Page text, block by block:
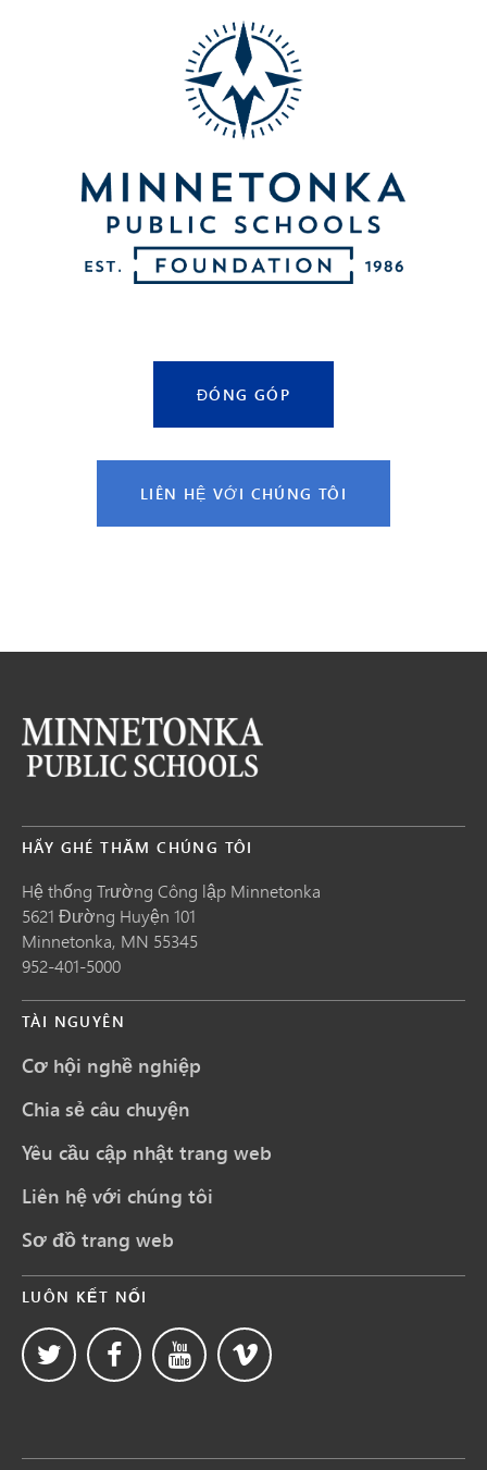
ĐÓNG GÓP
LIÊN HỆ VỚI CHÚNG TÔI
HÃY GHÉ THĂM CHÚNG TÔI
Hệ thống Trường Công lập Minnetonka
5621 Đường Huyện 101
Minnetonka, MN 55345
952-401-5000
TÀI NGUYÊN
Cơ hội nghề nghiệp
Chia sẻ câu chuyện
Yêu cầu cập nhật trang web
Liên hệ với chúng tôi
Sơ đồ trang web
LUÔN KẾT NỐI